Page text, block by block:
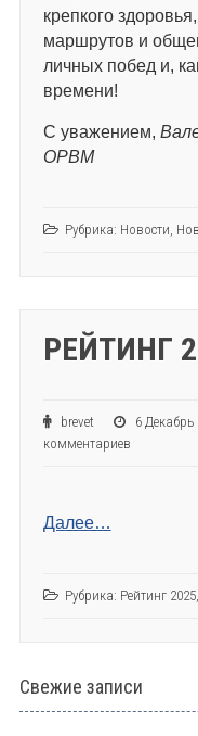
крепкого
маршрутов и
личных побед и,
времени!
С уважением,
ОРВМ
Рубрика: Новости,
РЕЙТИНГ
brevet 6
комментариев
Далее…
Рубрика: Рейтинг 2025,
Свежие записи